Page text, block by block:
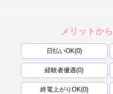
メリットか
日払いOK(0)
経験者優遇(0)
終電上がりOK(0)